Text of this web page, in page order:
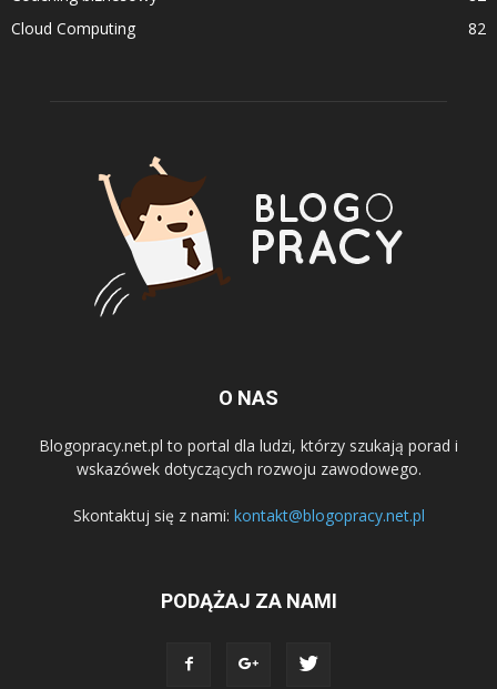
Cloud Computing
82
O NAS
Blogopracy.net.pl to portal dla ludzi, którzy szukają porad i
wskazówek dotyczących rozwoju zawodowego.
Skontaktuj się z nami: kontakt@blogopracy.net.pl
PODĄŻAJ ZA NAMI